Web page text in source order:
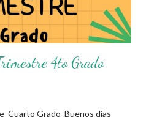
4to Grado
Cuarto Grado Buenos días